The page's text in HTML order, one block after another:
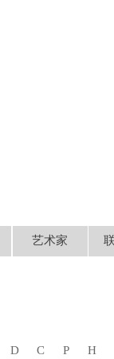
艺术家
D C P H